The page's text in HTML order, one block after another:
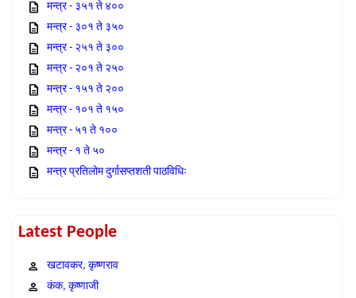
मन्त्र - ३५१ ते ४००
मन्त्र - ३०१ ते ३५०
मन्त्र - २५१ ते ३००
मन्त्र - २०१ ते २५०
मन्त्र - १५१ ते २००
मन्त्र - १०१ ते १५०
मन्त्र - ५१ ते १००
मन्त्र - १ ते ५०
मन्त्र प्रतिलोम दुर्गासप्तशती पाठविधिः
Latest People
खटावकर, कृष्णराव
कंक, कृष्णाजी